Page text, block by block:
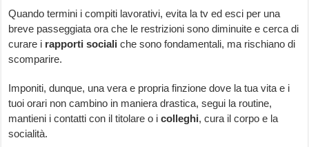
Quando termini i compiti lavorativi, evita la tv ed esci per una
breve passeggiata ora che le restrizioni sono diminuite e cerca di
curare i rapporti sociali che sono fondamentali, ma rischiano di
scomparire.
Imponiti, dunque, una vera e propria finzione dove la tua vita e i
tuoi orari non cambino in maniera drastica, segui la routine,
mantieni i contatti con il titolare o icolleghi, cura il corpo e la
socialità.